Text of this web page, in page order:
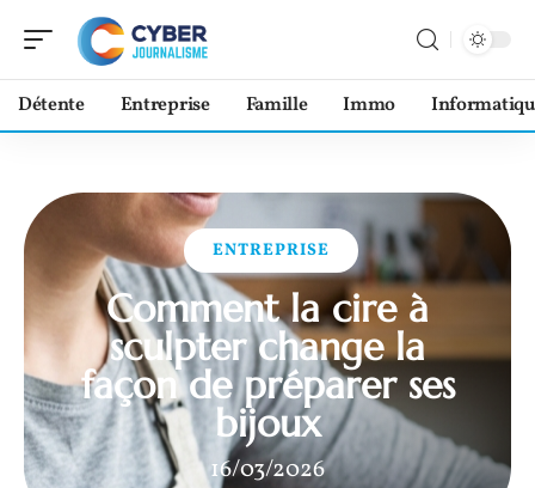
Détente Entreprise Famille Immo
ENTREPRISE
Comment la cire à
sculpter change la
façon de préparer ses
bijoux
16/03/2026